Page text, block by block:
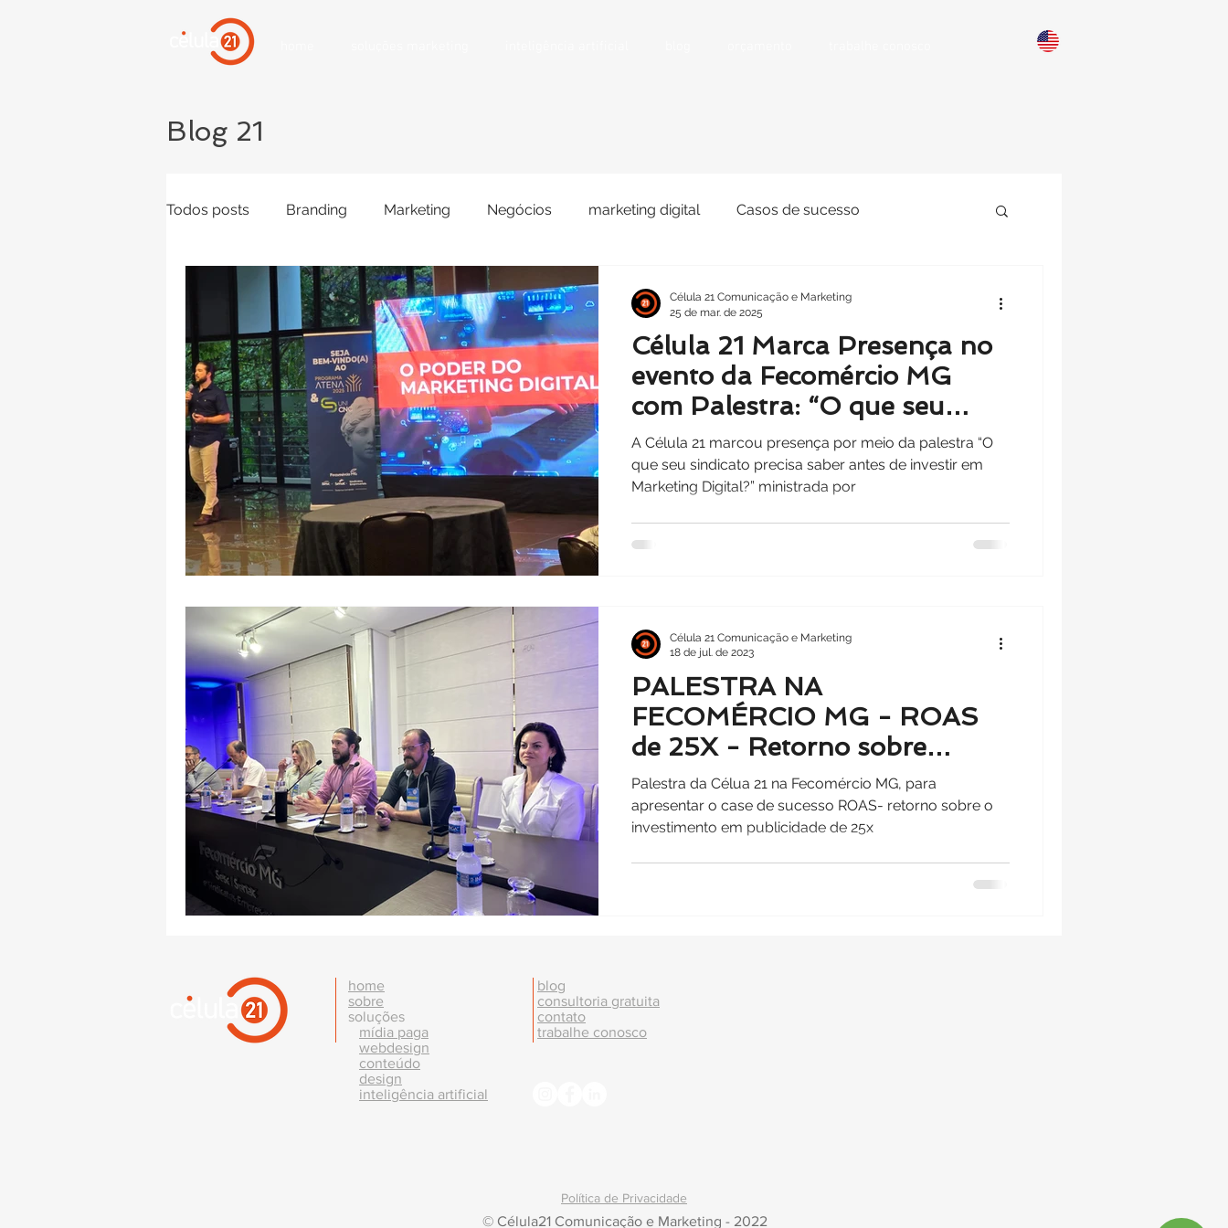
Blog 21
Todos posts Branding Marketing Negócios marketing digital Casos de sucesso
campanhas online Mídias Sociais Portfólio Venda
Inteligência Artifical
Célula 21 Marca Presença no
evento da Fecomércio MG
com Palestra: “O que seu
sindicato precisa saber antes
de investir em Marketing
Digital?”
A Célula 21 marcou presença por meio da palestra “O
que seu sindicato precisa saber antes de investir em
Marketing Digital?” ministrada por
Célula 21 Comunicação e Marketing
25 de mar. de 2025
PALESTRA NA
FECOMÉRCIO MG - ROAS
de 25X - Retorno sobre
investimento
Palestra da Célua 21 na Fecomércio MG, para
apresentar o case de sucesso ROAS- retorno sobre o
investimento em publicidade de 25x
Célula 21 Comunicação e Marketing
18 de jul. de 2023
home
sobre
soluções
mídia paga
webdesign
conteúdo
design
inteligência artificial
blog
consultoria gratuita
contato
trabalhe conosco
Política de Privacidade
© Célula21 Comunicação e Marketing - 2022